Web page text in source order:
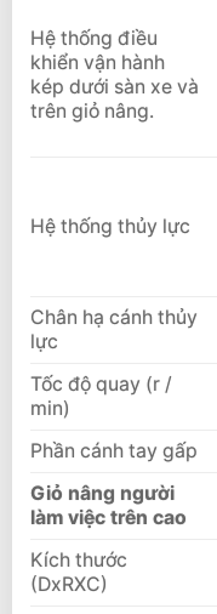
Hệ thống điều
khiển vận hành
kép dưới sàn xe và
trên giỏ nâng.
Hệ thống thủy lực
Chân hạ cánh thủy
lực
Tốc độ quay (r /
min)
Phần cánh tay gấp
Giỏ nâng người
làm việc trên cao
Kích thước
(DxRXC)